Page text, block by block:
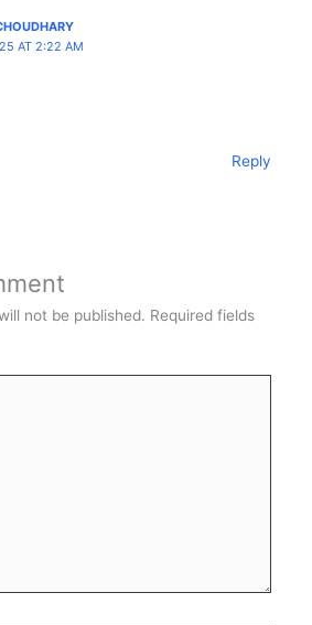
AT 2:22 AM
Reply
not be published. Required fields